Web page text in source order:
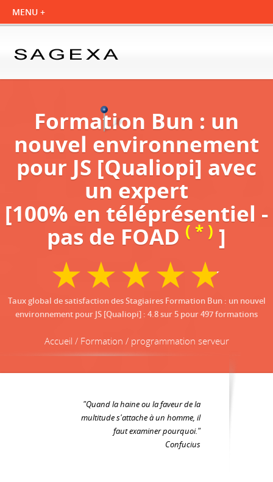
Formation Bun : un
nouvel environnement
pour JS [Qualiopi] avec
un expert
[100% en téléprésentiel -
pas de FOAD ( * ) ]
Taux global de satisfaction des Stagiaires Formation Bun : un nouvel
environnement pour JS [Qualiopi] : 4.8sur 5 pour497formations
Accueil / Formation / programmation serveur
"Quand la haine ou la faveur de la
multitude s'attache à un homme, il
faut examiner pourquoi."
Confucius